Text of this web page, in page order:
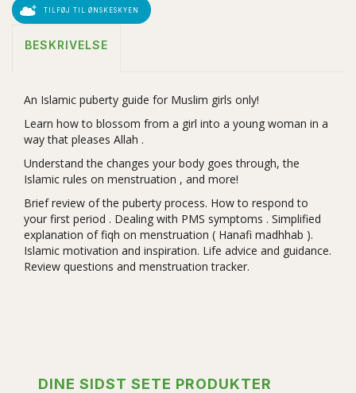
TILFØJ TIL ØNSKESKYEN
BESKRIVELSE
An Islamic puberty guide for Muslim girls only!
Learn how to blossom from a girl into a young woman in a
way that pleases Allah .
Understand the changes your body goes through, the
Islamic rules on menstruation , and more!
Brief review of the puberty process. How to respond to
your first period . Dealing with PMS symptoms . Simplified
explanation offiqh on menstruation ( Hanafi madhhab ).
Islamic motivation and inspiration. Life advice and guidance.
Review questions and menstruation tracker.
DINE SIDST SETE PRODUKTER